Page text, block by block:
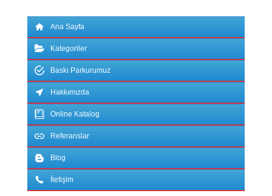
Ana Sayfa
Kategoriler
Baskı Parkurumuz
Hakkımızda
Online Katalog
Referanslar
Blog
İletişim